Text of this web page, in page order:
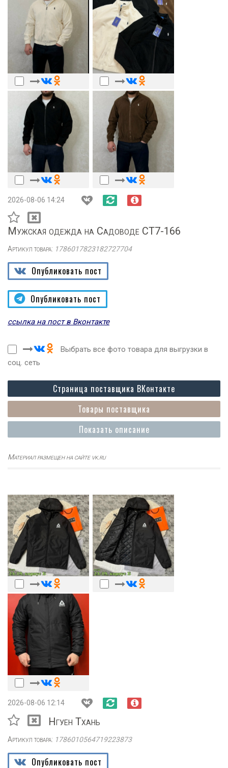
2026-08-06 14:24
Мужская одежда на Садоводе СТ7-166
Артикул товара: 1786017823182727704
Опубликовать пост
Опубликовать пост
ссылка на пост в Вконтакте
Выбрать все фото товара для выгрузки в
соц. сеть
Показать описание
Товары поставщика
Страница поставщика ВКонтакте
Материал размещен на сайте vk.ru
2026-08-06 12:14
Нгуен Тхань
Артикул товара: 1786010564719223873
Опубликовать пост